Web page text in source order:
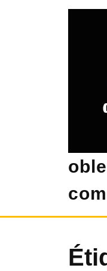
com